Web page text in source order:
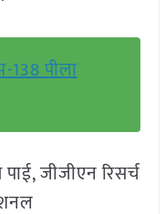
138 पीला
जीजीएन रिसर्च